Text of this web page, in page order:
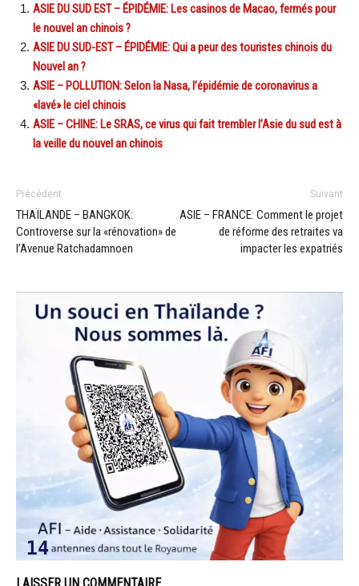
ASIE DU SUD EST – ÉPIDÉMIE: Les casinos de Macao, fermés pour
le nouvel an chinois ?
ASIE DU SUD-EST – ÉPIDÉMIE: Qui a peur des touristes chinois du
Nouvel an ?
ASIE – POLLUTION: Selon la Nasa, l’épidémie de coronavirus a
«lavé» le ciel chinois
ASIE – CHINE: Le SRAS, ce virus qui fait trembler l’Asie du sud est à
la veille du nouvel an chinois
Précédent
THAÏLANDE – BANGKOK:
Controverse sur la «rénovation» de
l’Avenue Ratchadamnoen
Suivant
ASIE – FRANCE: Comment le projet
de réforme des retraites va
impacter les expatriés